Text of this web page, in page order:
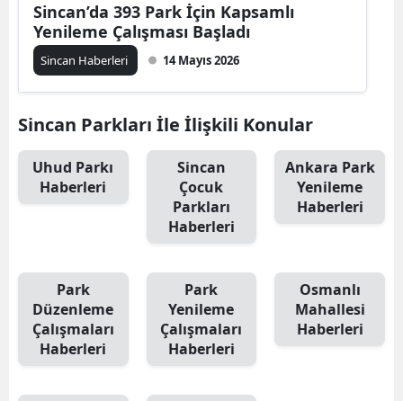
Sincan’da 393 Park İçin Kapsamlı
Yenileme Çalışması Başladı
Sincan Haberleri 14 Mayıs 2026
Sincan Parkları İle İlişkili Konular
Uhud Parkı
Haberleri
Sincan
Çocuk
Parkları
Haberleri
Ankara Park
Yenileme
Haberleri
Park
Düzenleme
Çalışmaları
Haberleri
Park
Yenileme
Çalışmaları
Haberleri
Osmanlı
Mahallesi
Haberleri